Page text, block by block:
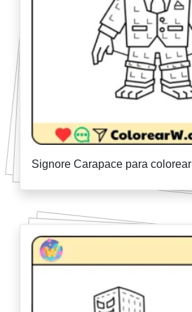
Signore Carapace para colorear